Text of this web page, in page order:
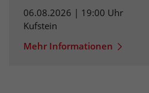
06.08.2026 | 19:00 Uhr
Kufstein
Mehr Informationen